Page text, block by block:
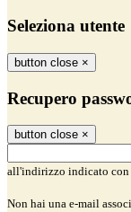
Seleziona utente
button close ×
Recupero
button close ×
all'indirizzo indicato con
Non hai una e-mail